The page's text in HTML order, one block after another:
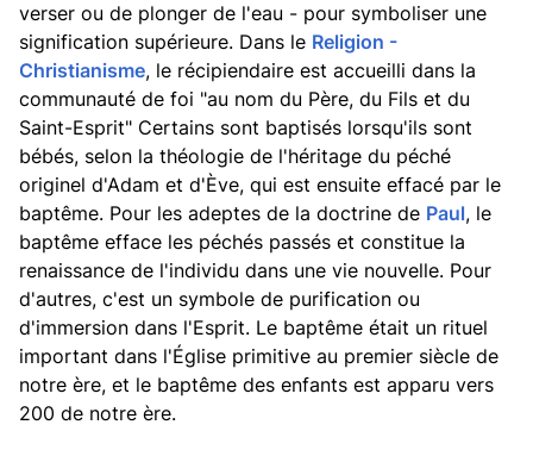
verser ou de plonger de l'eau - pour symboliser une
signification supérieure. Dans le Religion -
Christianisme, le récipiendaire est accueilli dans la
communauté de foi "au nom du Père, du Fils et du
Saint-Esprit" Certains sont baptisés lorsqu'ils sont
bébés, selon la théologie de l'héritage du péché
originel d'Adam et d'Ève, qui est ensuite effacé par le
baptême. Pour les adeptes de la doctrine de Paul, le
baptême efface les péchés passés et constitue la
renaissance de l'individu dans une vie nouvelle. Pour
d'autres, c'est un symbole de purification ou
d'immersion dans l'Esprit. Le baptême était un rituel
important dans l'Église primitive au premier siècle de
notre ère, et le baptême des enfants est apparu vers
200 de notre ère.